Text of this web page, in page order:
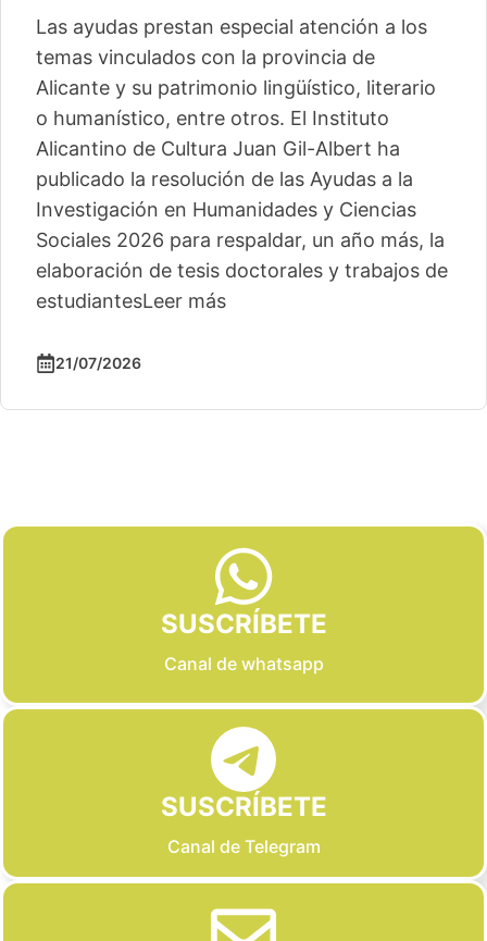
Las ayudas prestan especial atención a los
temas vinculados con la provincia de
Alicante y su patrimonio lingüístico, literario
o humanístico, entre otros. El Instituto
Alicantino de Cultura Juan Gil-Albert ha
publicado la resolución de las Ayudas a la
Investigación en Humanidades y Ciencias
Sociales 2026 para respaldar, un año más, la
elaboración de tesis doctorales y trabajos de
estudiantesLeer más
21/07/2026
SUSCRÍBETE
Canal de whatsapp
SUSCRÍBETE
Canal de Telegram